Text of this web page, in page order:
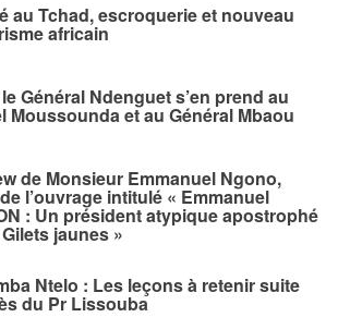
au Tchad, escroquerie et nouveau
africain
Général Ndenguet s’en prend au
Moussounda et au Général Mbaou
de Monsieur Emmanuel Ngono,
l’ouvrage intitulé « Emmanuel
: Un président atypique apostrophé
jaunes »
Ntelo : Les leçons à retenir suite
du Pr Lissouba